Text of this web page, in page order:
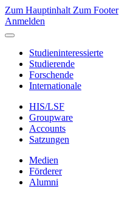
Zum Hauptinhalt Zum Footer
Anmelden
Studieninteressierte
Studierende
Forschende
Internationale
HIS/LSF
Groupware
Accounts
Satzungen
Medien
Förderer
Alumni